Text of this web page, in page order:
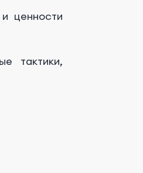
ценности
тактики,